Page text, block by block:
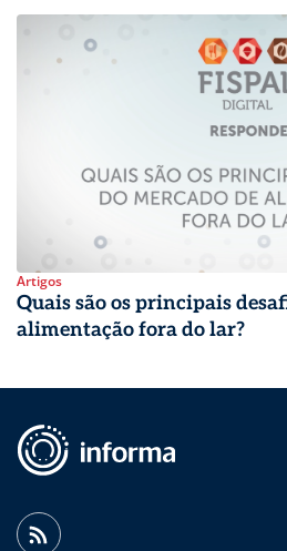
Artigos
Quais são os principais
alimentação fora do lar?